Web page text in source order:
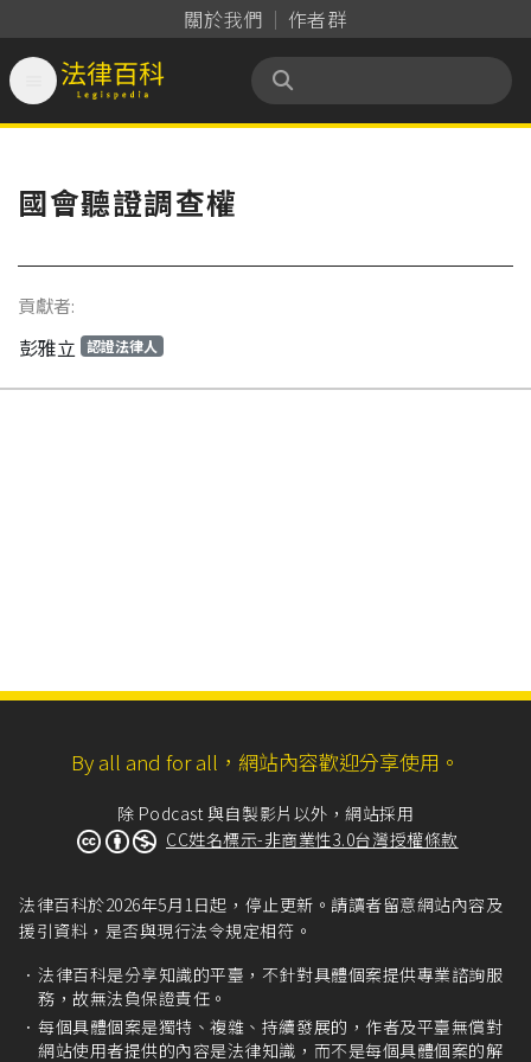
關於我們 作者群
法律百科 Legispedia
國會聽證調查權
貢獻者:
彭雅立 認證法律人
By all and for all，網站內容歡迎分享使用。
除 Podcast 與自製影片以外，網站採用
CC姓名標示-非商業性3.0台灣授權條款
法律百科於2026年5月1日起，停止更新。請讀者留意網站內容及
援引資料，是否與現行法令規定相符。
法律百科是分享知識的平臺，不針對具體個案提供專業諮詢服
務，故無法負保證責任。
每個具體個案是獨特、複雜、持續發展的，作者及平臺無償對
網站使用者提供的內容是法律知識，而不是每個具體個案的解